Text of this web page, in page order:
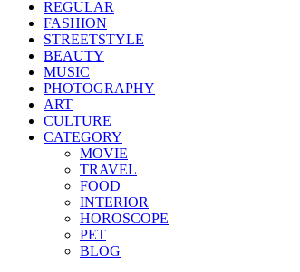
REGULAR
FASHION
STREETSTYLE
BEAUTY
MUSIC
PHOTOGRAPHY
ART
CULTURE
CATEGORY
MOVIE
TRAVEL
FOOD
INTERIOR
HOROSCOPE
PET
BLOG